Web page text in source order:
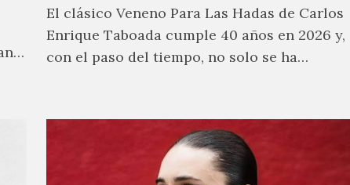
El clásico Veneno Para Las Hadas de Carlos
Enrique Taboada cumple 40 años en 2026 y,
con el paso del tiempo, no solo se ha…